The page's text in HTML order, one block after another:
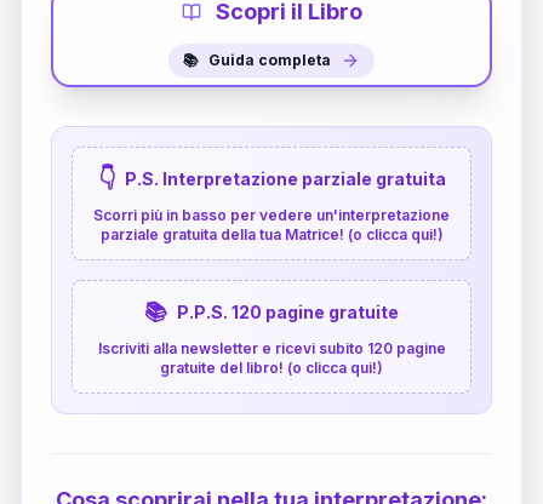
Scopri il Libro
📚 Guida completa
👇 P.S. Interpretazione parziale gratuita
Scorri più in basso per vedere un'interpretazione
parziale gratuita della tua Matrice! (o clicca qui!)
📚 P.P.S. 120 pagine gratuite
Iscriviti alla newsletter e ricevi subito 120 pagine
gratuite del libro! (o clicca qui!)